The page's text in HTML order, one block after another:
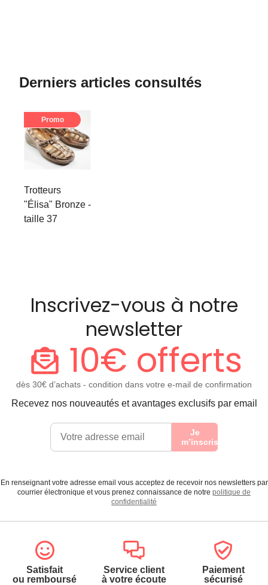
Derniers articles consultés
Promo
Trotteurs
"Élisa" Bronze -
taille 37
Inscrivez-vous à notre
newsletter
10€ offerts
dès 30€ d’achats - condition dans votre e-mail de confirmation
Recevez nos nouveautés et avantages exclusifs par email
Je
m’inscris
En renseignant votre adresse email vous acceptez de recevoir nos newsletters par
courrier électronique et vous prenez connaissance de notre politique de
confidentialité
Satisfait
ou remboursé
Service client
à votre écoute
Paiement
sécurisé